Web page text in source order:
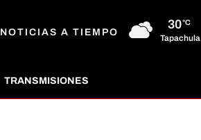
NOTICIAS A TIEMPO
30°C
Tapachula
TRANSMISIONES